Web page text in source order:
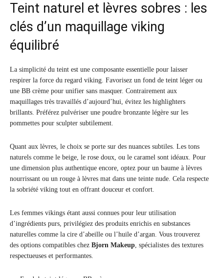
Teint naturel et lèvres sobres : les
clés d’un maquillage viking
équilibré
La simplicité du teint est une composante essentielle pour laisser
respirer la force du regard viking. Favorisez un fond de teint léger ou
une BB crème pour unifier sans masquer. Contrairement aux
maquillages très travaillés d’aujourd’hui, évitez les highlighters
brillants. Préférez pulvériser une poudre bronzante légère sur les
pommettes pour sculpter subtilement.
Quant aux lèvres, le choix se porte sur des nuances subtiles. Les tons
naturels comme le beige, le rose doux, ou le caramel sont idéaux. Pour
une dimension plus authentique encore, optez pour un baume à lèvres
nourrissant ou un rouge à lèvres mat dans une teinte nude. Cela respecte
la sobriété viking tout en offrant douceur et confort.
Les femmes vikings étant aussi connues pour leur utilisation
d’ingrédients purs, privilégiez des produits enrichis en substances
naturelles comme la cire d’abeille ou l’huile d’argan. Vous trouverez
des options compatibles chez Bjorn Makeup, spécialistes des textures
respectueuses et performantes.